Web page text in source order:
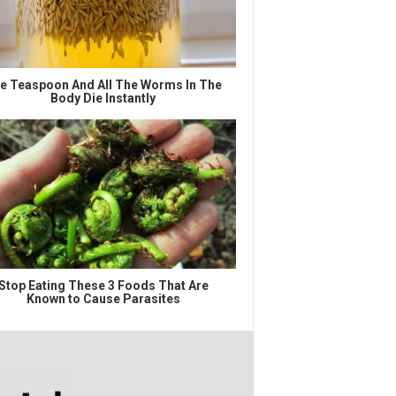
Teaspoon And All The Worms In The
Body Die Instantly
Eating These 3 Foods That Are
Known to Cause Parasites